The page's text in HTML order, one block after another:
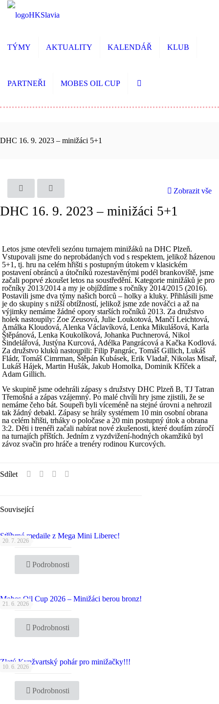
TÝMY AKTUALITY KALENDÁŘ KLUB
PARTNEŘI MOBES OIL CUP
DHC 16. 9. 2023 – minižáci 5+1
Zobrazit vše
DHC 16. 9. 2023 – minižáci 5+1
Letos jsme otevřeli sezónu turnajem minižáků na DHC Plzeň.
Vstupovali jsme do neprobádaných vod s respektem, jelikož házenou
5+1, tj. hru na celém hřišti s postupným útokem v klasickém
postavení obránců a útočníků rozestavěnými podél brankoviště, jsme
začali poprvé zkoušet letos na soustředění. Kategorie minižáků je pro
ročníky 2013/2014 a my je objíždíme s ročníky 2014/2015 (2016).
Postavili jsme dva týmy našich borců – holky a kluky. Přihlásili jsme
je do skupiny s nižší obtížností, jelikož jsme zde nováčci a až na
výjimky nemáme žádné opory starších ročníků 2013. Za družstvo
holek nastoupily: Zoe Zeusová, Julie Loukotová, Mančí Leichtová,
Amálka Kloudová, Alenka Václavíková, Lenka Mikulášová, Karla
Štěpánová, Lenka Koukolíková, Johanka Puchnerová, Nikol
Šindelářová, Justýna Kurcová, Adélka Pangrácová a Kačka Kodlová.
Za družstvo kluků nastoupili: Filip Pangrác, Tomáš Gillich, Lukáš
Fládr, Tomáš Cimrman, Štěpán Kubásek, Erik Vladař, Nikolas Misař,
Lukáš Hájek, Martin Hušák, Jakub Homolka, Dominik Kříček a
Adam Gillich.
Ve skupině jsme odehráli zápasy s družstvy DHC Plzeň B, TJ Tatran
Třemošná a zápas vzájemný. Po malé chvíli hry jsme zjistili, že se
nemáme čeho bát. Soupeři byli víceméně na stejné úrovni a nehrozil
tak žádný debakl. Zápasy se hrály systémem 10 min osobní obrana
na celém hřišti, trháky o poločase a 20 min postupný útok a obrana
3:2. Děti i trenéři začali nabírat nové zkušenosti, které doufám zúročí
na turnajích příštích. Jedním z vyzdvižení-hodných okamžiků byl
závoz svačin pro hráče a trenéry rodinou Kurcových.
Sdílet
Související
20. 7. 2026
Stříbrné medaile z Mega Mini Liberec!
Podrobnosti
21. 6. 2026
Mobes Oil Cup 2026 – Minižáci berou bronz!
Podrobnosti
10. 6. 2026
Zlatý Kynžvartský pohár pro minižačky!!!
Podrobnosti